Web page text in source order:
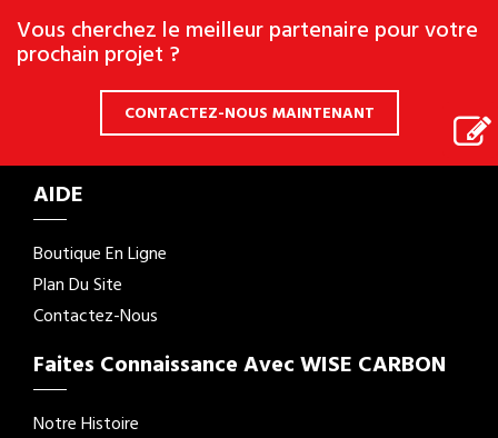
Vous cherchez le meilleur partenaire pour votre
prochain projet ?
CONTACTEZ-NOUS MAINTENANT
AIDE
Boutique En Ligne
Plan Du Site
Contactez-Nous
Faites Connaissance Avec WISE CARBON
Notre Histoire